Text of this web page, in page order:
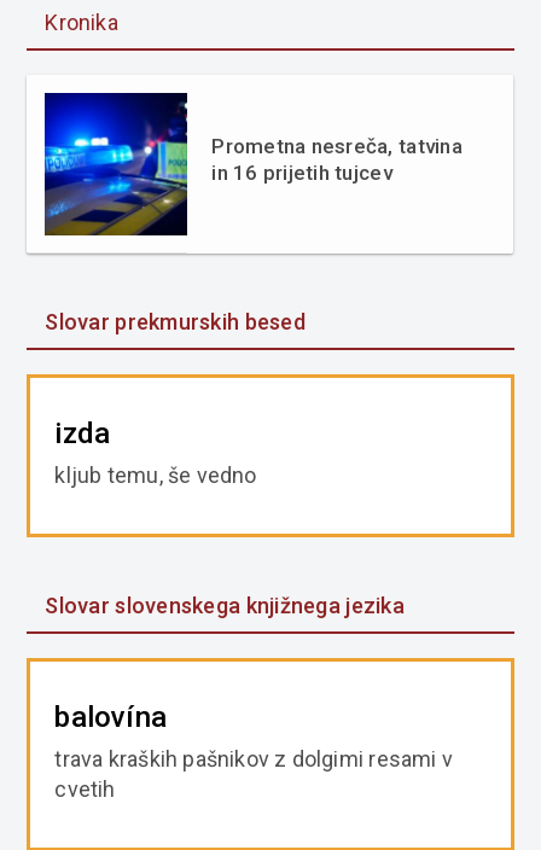
Kronika
Prometna nesreča, tatvina
in 16 prijetih tujcev
Slovar prekmurskih besed
izda
kljub temu, še vedno
Slovar slovenskega knjižnega jezika
balovína
trava kraških pašnikov z dolgimi resami v
cvetih